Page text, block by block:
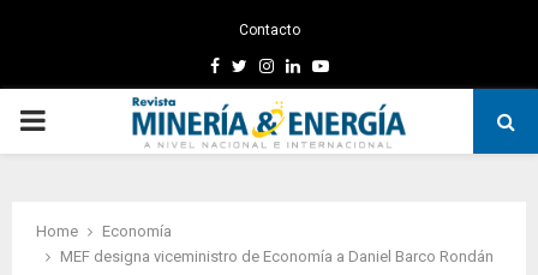
Contacto
Facebook
TwitterInstagram
LinkedinYoutube
PRIMARY
Home
Economía
MEF designa viceministro de Economía a Daniel Barco Rondán